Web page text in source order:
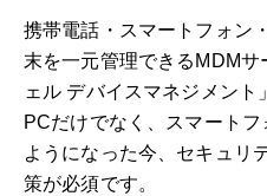
携帯電話・スマートフォン
末を一元管理できるMDM
ェル デバイスマネジメント
PCだけでなく、スマート
ようになった今、セキュリ
策が必須です。